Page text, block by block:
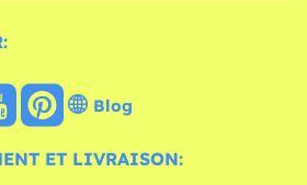
Blog
ET LIVRAISON: